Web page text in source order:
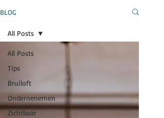
BLOG
All Posts
Tips
Bruiloft
Ondernenemen
Zichtbaar
All Posts